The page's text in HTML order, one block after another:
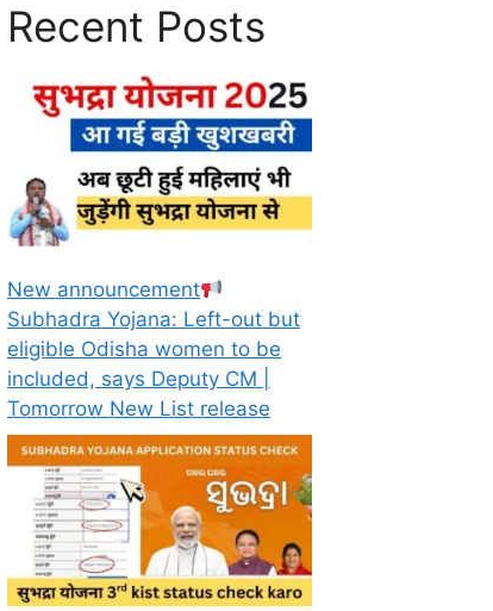
Recent Posts
New announcement
Subhadra Yojana: Left-out but
eligible Odisha women to be
included, says Deputy CM |
Tomorrow New List release